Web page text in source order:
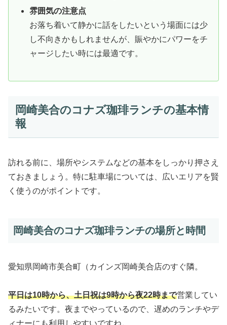
雰囲気の注意点
お落ち着いて静かに話をしたいという場面には少
し不向きかもしれませんが、賑やかにパワーをチ
ャージしたい時には最適です。
岡崎美合のコナズ珈琲ランチの基本情
報
訪れる前に、場所やシステムなどの基本をしっかり押さえ
ておきましょう。特に駐車場については、広いエリアを賢
く使うのがポイントです。
岡崎美合のコナズ珈琲ランチの場所と時間
愛知県岡崎市美合町（カインズ岡崎美合店のすぐ隣。
平日は10時から、土日祝は9時から夜22時まで営業してい
るみたいです。夜までやっているので、遅めのランチやデ